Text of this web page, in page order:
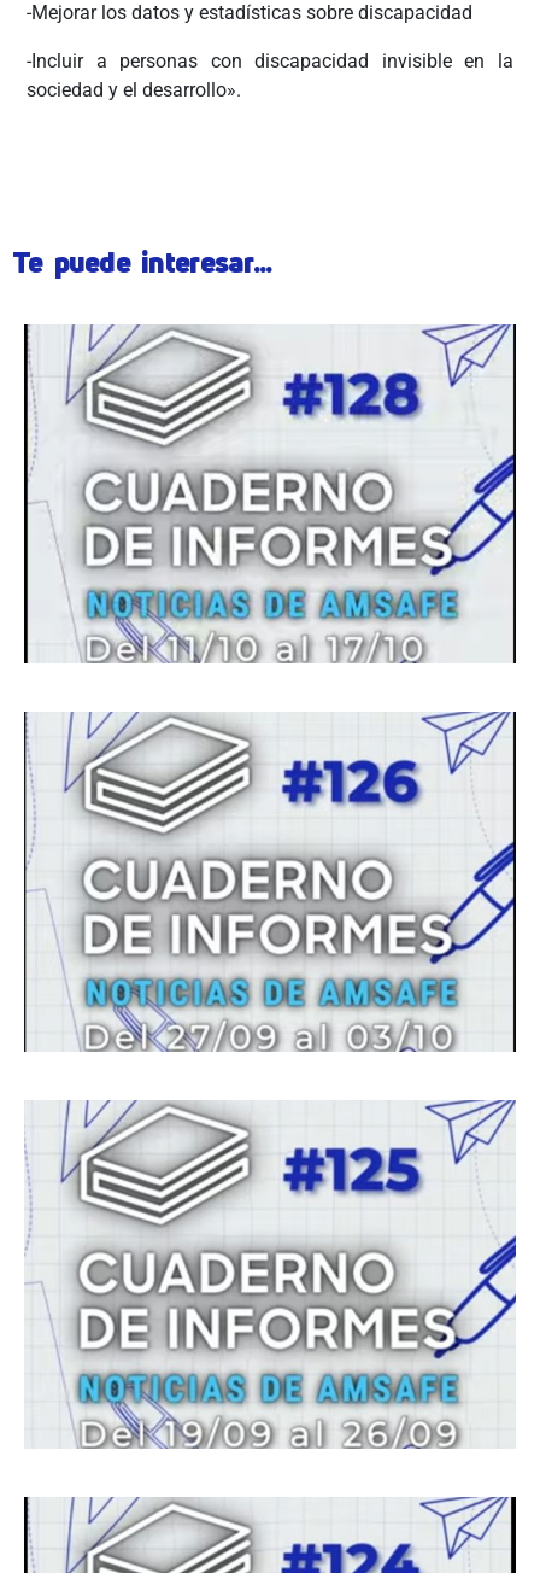
-Mejorar los datos y estadísticas sobre discapacidad
-Incluir a personas con discapacidad invisible en la
sociedad y el desarrollo».
Te puede interesar...